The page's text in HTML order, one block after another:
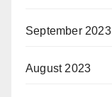
September 2023
August 2023